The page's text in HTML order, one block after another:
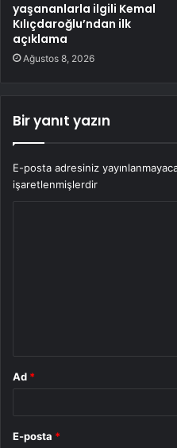
yaşananlarla ilgili Kemal
Kılıçdaroğlu’ndan ilk
açıklama
Ağustos 8, 2026
Bir yanıt yazın
E-posta adresiniz
işaretlenmişlerdir
Ad *
E-posta *